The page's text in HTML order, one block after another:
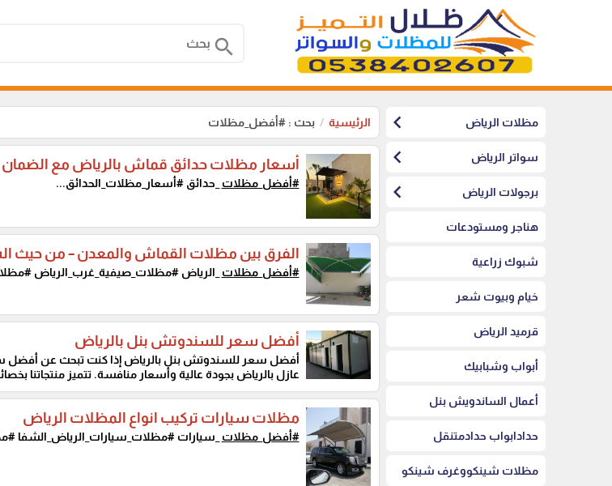
search
مظلات الرياض chevron_left
سواتر الرياض chevron_left
برجولات الرياض chevron_left
هناجر ومستودعات
شبوك زراعية
خيام وبيوت شعر
قرميد الرياض
أبواب وشبابيك
أعمال الساندويش بنل
حدادابواب حدادمتنقل
مظلات شينكووغرف شينكو
الرئيسية بحث : #أفضل_مظلات
أسعار مظلات حدائق قماش بالرياض مع الضمان
#أفضل_مظلات _حدائق #أسعار_مظلات_الحدائق...
الفرق بين مظلات القماش والمعدن – من حيث
#أفضل_مظلات _الرياض #مظلات_صيفية_غرب_الرياض
أفضل سعر للسندوتش بنل بالرياض
أفضل سعر للسندوتش بنل بالرياض إذا كنت تبحث عن أفضل
عازل بالرياض بجودة عالية وأسعار منافسة. تتميز منتجاتنا
مظلات سيارات تركيب انواع المظلات الرياض
#أفضل_مظلات _سيارات #مظلات_سيارات_الرياض_الشفا